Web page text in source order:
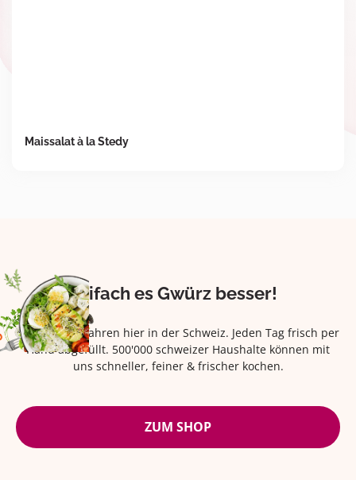
Maissalat à la Stedy
Eifach es Gwürz besser!
Seit über 42 Jahren hier in der Schweiz. Jeden Tag frisch per
Hand abgefüllt. 500'000 schweizer Haushalte können mit
uns schneller, feiner & frischer kochen.
ZUM SHOP